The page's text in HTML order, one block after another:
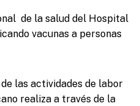
de la salud del Hospital
vacunas a personas
las actividades de labor
realiza a través de la